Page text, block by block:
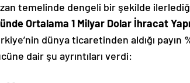
temelinde dengeli bir şekilde
Ortalama 1 Milyar Dolar İhracat
dünya ticaretinden aldığı
dair şu ayrıntıları verdi: